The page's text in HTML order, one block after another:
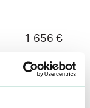
1 656 €